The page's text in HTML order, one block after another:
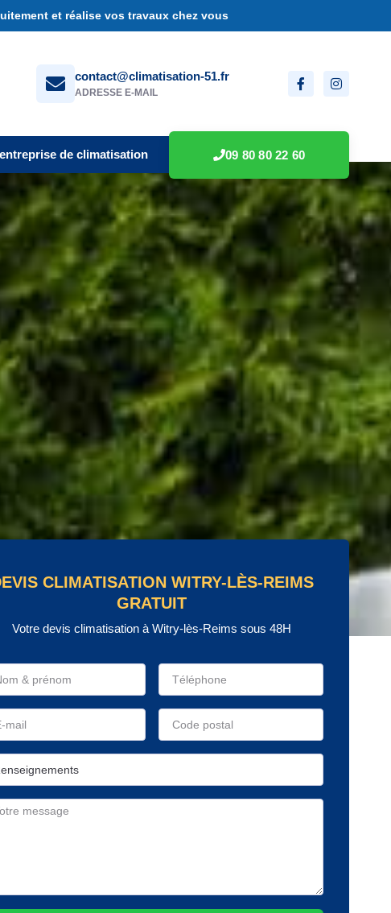
et réalise vos travaux chez vous
contact@climatisation-51.fr
ADRESSE E-MAIL
de climatisation 09 80 80 22 60
CLIMATISATION WITRY-LÈS-REIMS
GRATUIT
Votre devis climatisation à Witry-lès-Reims sous 48H